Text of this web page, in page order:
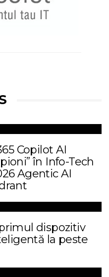
Copilot AI
în Info-Tech
Agentic AI
dispozitiv
la peste